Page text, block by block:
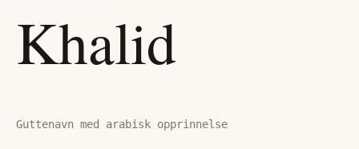
Khalid
Guttenavn med arabisk opprinnelse